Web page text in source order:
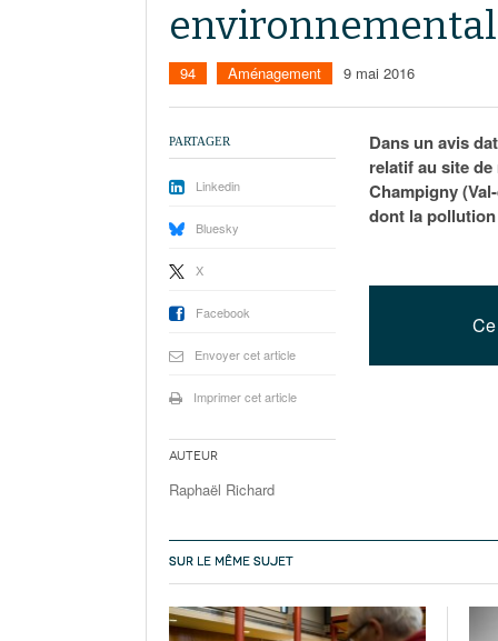
Services
94 Aménagement 9 mai 2016
Dans un avis
relatif au site
Champigny
dont la
PARTAGER
Linkedin
Bluesky
X
Facebook
Envoyer cet article
Imprimer cet article
Auteur
Raphaël Richard
SUR LE MÊME SUJET